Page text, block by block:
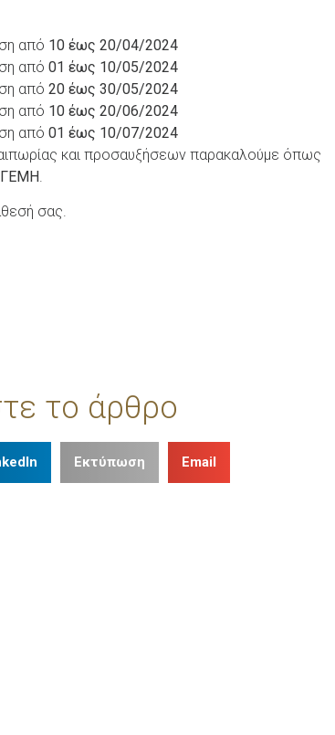
από 10 έως 20/04/2024
από 01 έως 10/05/2024
από 20 έως 30/05/2024
από 10 έως 20/06/2024
από 01 έως 10/07/2024
και προσαυξήσεων παρακαλούμε όπως
ΓΕΜΗ.
σας.
το άρθρο
Εκτύπωση Email